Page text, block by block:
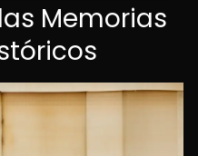
Memorias